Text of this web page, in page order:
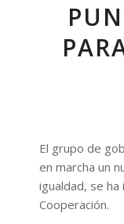
El grupo de
en marcha un
igualdad, se
Cooperación.